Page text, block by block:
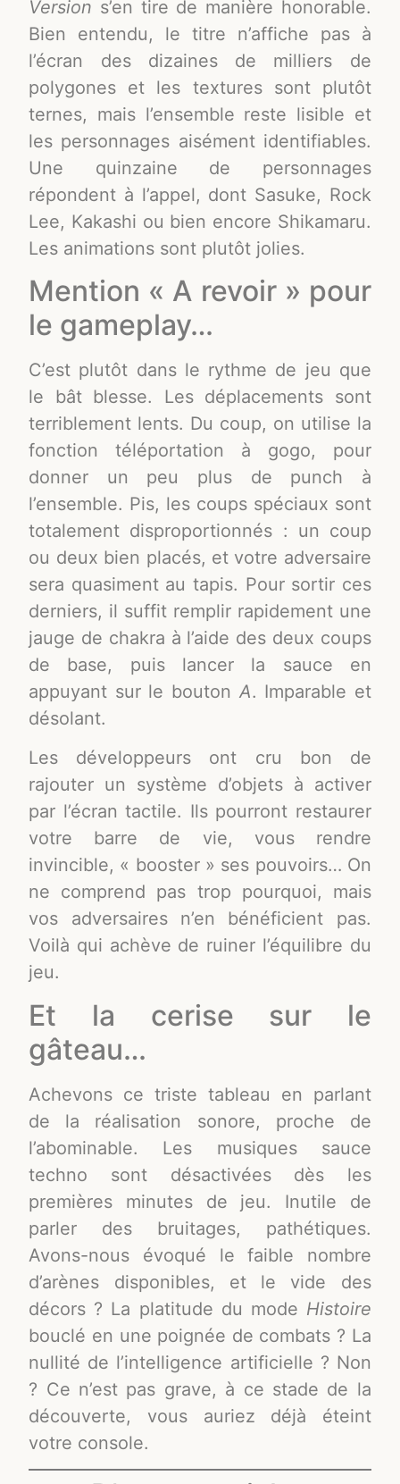
Version s’en tire de manière honorable.
Bien entendu, le titre n’affiche pas à
l’écran des dizaines de milliers de
polygones et les textures sont plutôt
ternes, mais l’ensemble reste lisible et
les personnages aisément identifiables.
Une quinzaine de personnages
répondent à l’appel, dont Sasuke, Rock
Lee, Kakashi ou bien encore Shikamaru.
Les animations sont plutôt jolies.
Mention « A revoir » pour
le gameplay…
C’est plutôt dans le rythme de jeu que
le bât blesse. Les déplacements sont
terriblement lents. Du coup, on utilise la
fonction téléportation à gogo, pour
donner un peu plus de punch à
l’ensemble. Pis, les coups spéciaux sont
totalement disproportionnés : un coup
ou deux bien placés, et votre adversaire
sera quasiment au tapis. Pour sortir ces
derniers, il suffit remplir rapidement une
jauge de chakra à l’aide des deux coups
de base, puis lancer la sauce en
appuyant sur le bouton A. Imparable et
désolant.
Les développeurs ont cru bon de
rajouter un système d’objets à activer
par l’écran tactile. Ils pourront restaurer
votre barre de vie, vous rendre
invincible, « booster » ses pouvoirs… On
ne comprend pas trop pourquoi, mais
vos adversaires n’en bénéficient pas.
Voilà qui achève de ruiner l’équilibre du
jeu.
Et la cerise sur le
gâteau…
Achevons ce triste tableau en parlant
de la réalisation sonore, proche de
l’abominable. Les musiques sauce
techno sont désactivées dès les
premières minutes de jeu. Inutile de
parler des bruitages, pathétiques.
Avons-nous évoqué le faible nombre
d’arènes disponibles, et le vide des
décors ? La platitude du mode Histoire
bouclé en une poignée de combats ? La
nullité de l’intelligence artificielle ? Non
? Ce n’est pas grave, à ce stade de la
découverte, vous auriez déjà éteint
votre console.